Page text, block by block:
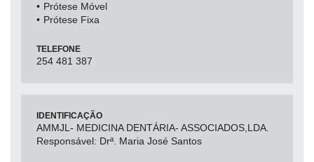
Prótese Móvel
Prótese Fixa
TELEFONE
254 481 387
IDENTIFICAÇÃO
AMMJL- MEDICINA DENTÁRIA- ASSOCIADOS,LDA.
Responsável: Drª. Maria José Santos